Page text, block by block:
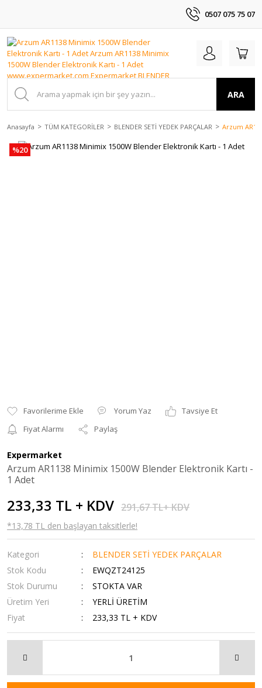
0507 075 75 07
ARA
Anasayfa TÜM KATEGORİLER BLENDER SETİ YEDEK PARÇALAR Arzum
%20
Yorum Yaz
Tavsiye Et
Fiyat Alarmı
Paylaş
Expermarket
Arzum AR1138 Minimix 1500W Blender Elektronik Kartı -
1 Adet
233,33 TL + KDV 291,67 TL+ KDV
*13,78 TL den başlayan taksitlerle!
Kategori
BLENDER SETİ YEDEK PARÇALAR
Stok Kodu
EWQZT24125
Stok Durumu
STOKTA VAR
Üretim Yeri
YERLİ ÜRETİM
Fiyat
233,33 TL + KDV